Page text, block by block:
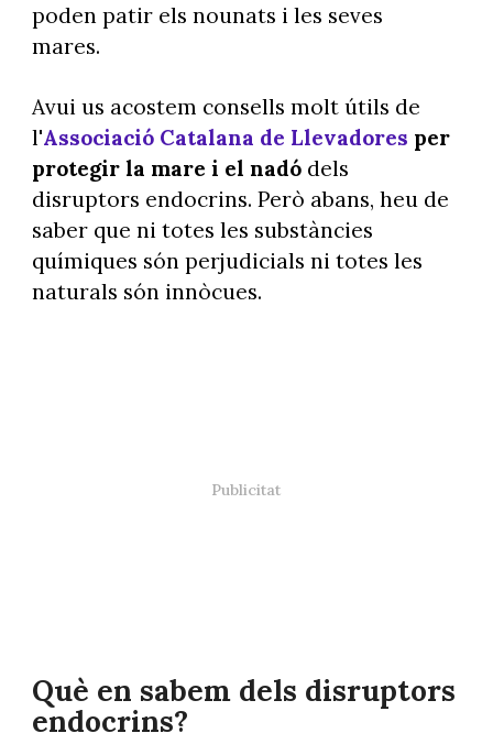
poden patir els nounats i les seves
mares.
Avui us acostem consells molt útils de
l'Associació Catalana de Llevadores per
protegir la mare i el nadódels
disruptors endocrins. Però abans, heu de
saber que ni totes les substàncies
químiques són perjudicials ni totes les
naturals són innòcues.
Què en sabem dels disruptors
endocrins?